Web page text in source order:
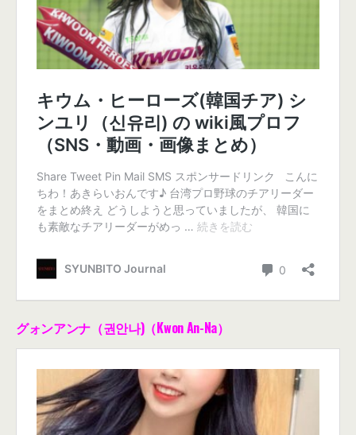
グォンアンナ（권안나)（Kwon An-Na）